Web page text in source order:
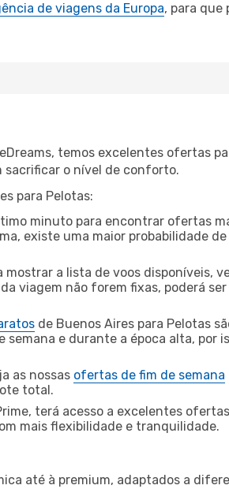
de viagens da Europa, para que
temos excelentes ofertas
sacrificar o nível de conforto.
para Pelotas:
minuto para encontrar ofertas
existe uma maior probabilidade
mostrar a lista de voos disponíveis,
viagem não forem fixas, poderá
de Buenos Aires para Pelotas
e durante a época alta, por
as nossas ofertas de fim de semana
total.
terá acesso a excelentes
mais flexibilidade e tranquilidade.
até à premium, adaptados a